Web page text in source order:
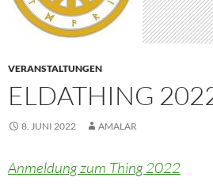
VERANSTALTUNGEN
ELDATHING
8. JUNI 2022 AMALAR
Anmeldung zum Thing 2022